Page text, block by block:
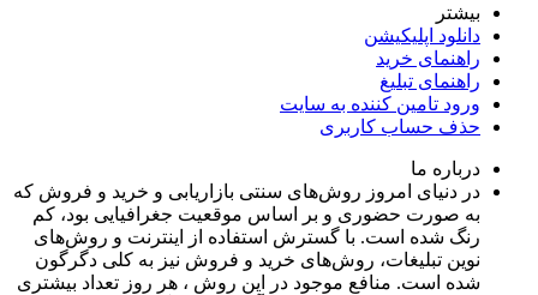
بیشتر
دانلود اپلیکیشن
راهنمای خرید
راهنمای تبلیغ
ورود تامین کننده به سایت
حذف حساب کاربری
درباره ما
در دنیای امروز روش‌های سنتی بازاریابی و خرید و فروش که
به صورت حضوری و بر اساس موقعیت جغرافیایی بود، کم
رنگ شده است. با گسترش استفاده از اینترنت و روش‌های
نوین تبلیغات، روش‌های خرید و فروش نیز به کلی دگرگون
شده است. منافع موجود در این روش ، هر روز تعداد بیشتری